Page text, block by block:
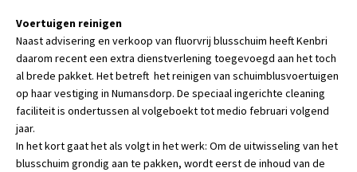
Voertuigen reinigen
Naast advisering en verkoop van fluorvrij blusschuim heeft Kenbri
daarom recent een extra dienstverlening toegevoegd aan het toch
al brede pakket. Het betreft het reinigen van schuimblusvoertuigen
op haar vestiging in Numansdorp. De speciaal ingerichte cleaning
faciliteit is ondertussen al volgeboekt tot medio februari volgend
jaar.
In het kort gaat het als volgt in het werk: Om de uitwisseling van het
blusschuim grondig aan te pakken, wordt eerst de inhoud van de